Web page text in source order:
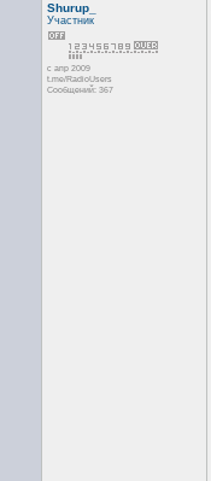
Shurup_
Участник
с апр 2009
t.me/RadioUsers
Сообщений: 367